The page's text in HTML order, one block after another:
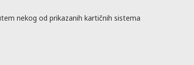
nekog od prikazanih kartičnih sistema